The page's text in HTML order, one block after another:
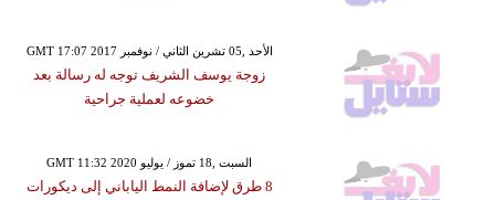
GMT 17:07 2017 الأحد ,05 تشرين الثاني / نوفمبر
زوجة يوسف الشريف توجه له رسالة بعد
خضوعه لعملية جراحية
GMT 11:32 2020 السبت ,18 تموز / يوليو
8 طرق لإضافة النمط الياباني إلى ديكورات